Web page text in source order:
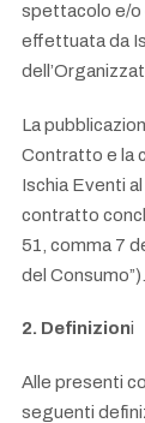
spettacolo e/o
effettuata da
La
Contratto e la
Ischia Eventi
contratto
51, comma 7
del Consumo”).
2. Definizioni
Alle presenti
seguenti